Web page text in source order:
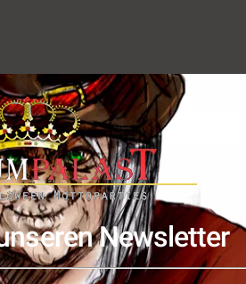
Newsletter